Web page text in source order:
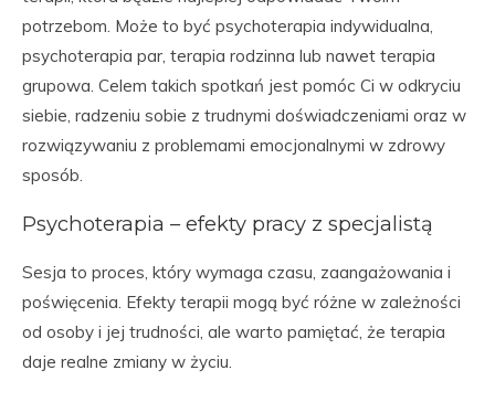
potrzebom. Może to być psychoterapia indywidualna,
psychoterapia par, terapia rodzinna lub nawet terapia
grupowa. Celem takich spotkań jest pomóc Ci w odkryciu
siebie, radzeniu sobie z trudnymi doświadczeniami oraz w
rozwiązywaniu z problemami emocjonalnymi w zdrowy
sposób.
Psychoterapia – efekty pracy z specjalistą
Sesja to proces, który wymaga czasu, zaangażowania i
poświęcenia. Efekty terapii mogą być różne w zależności
od osoby i jej trudności, ale warto pamiętać, że terapia
daje realne zmiany w życiu.